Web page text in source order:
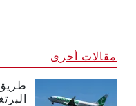
مقالات أخرى
طريق